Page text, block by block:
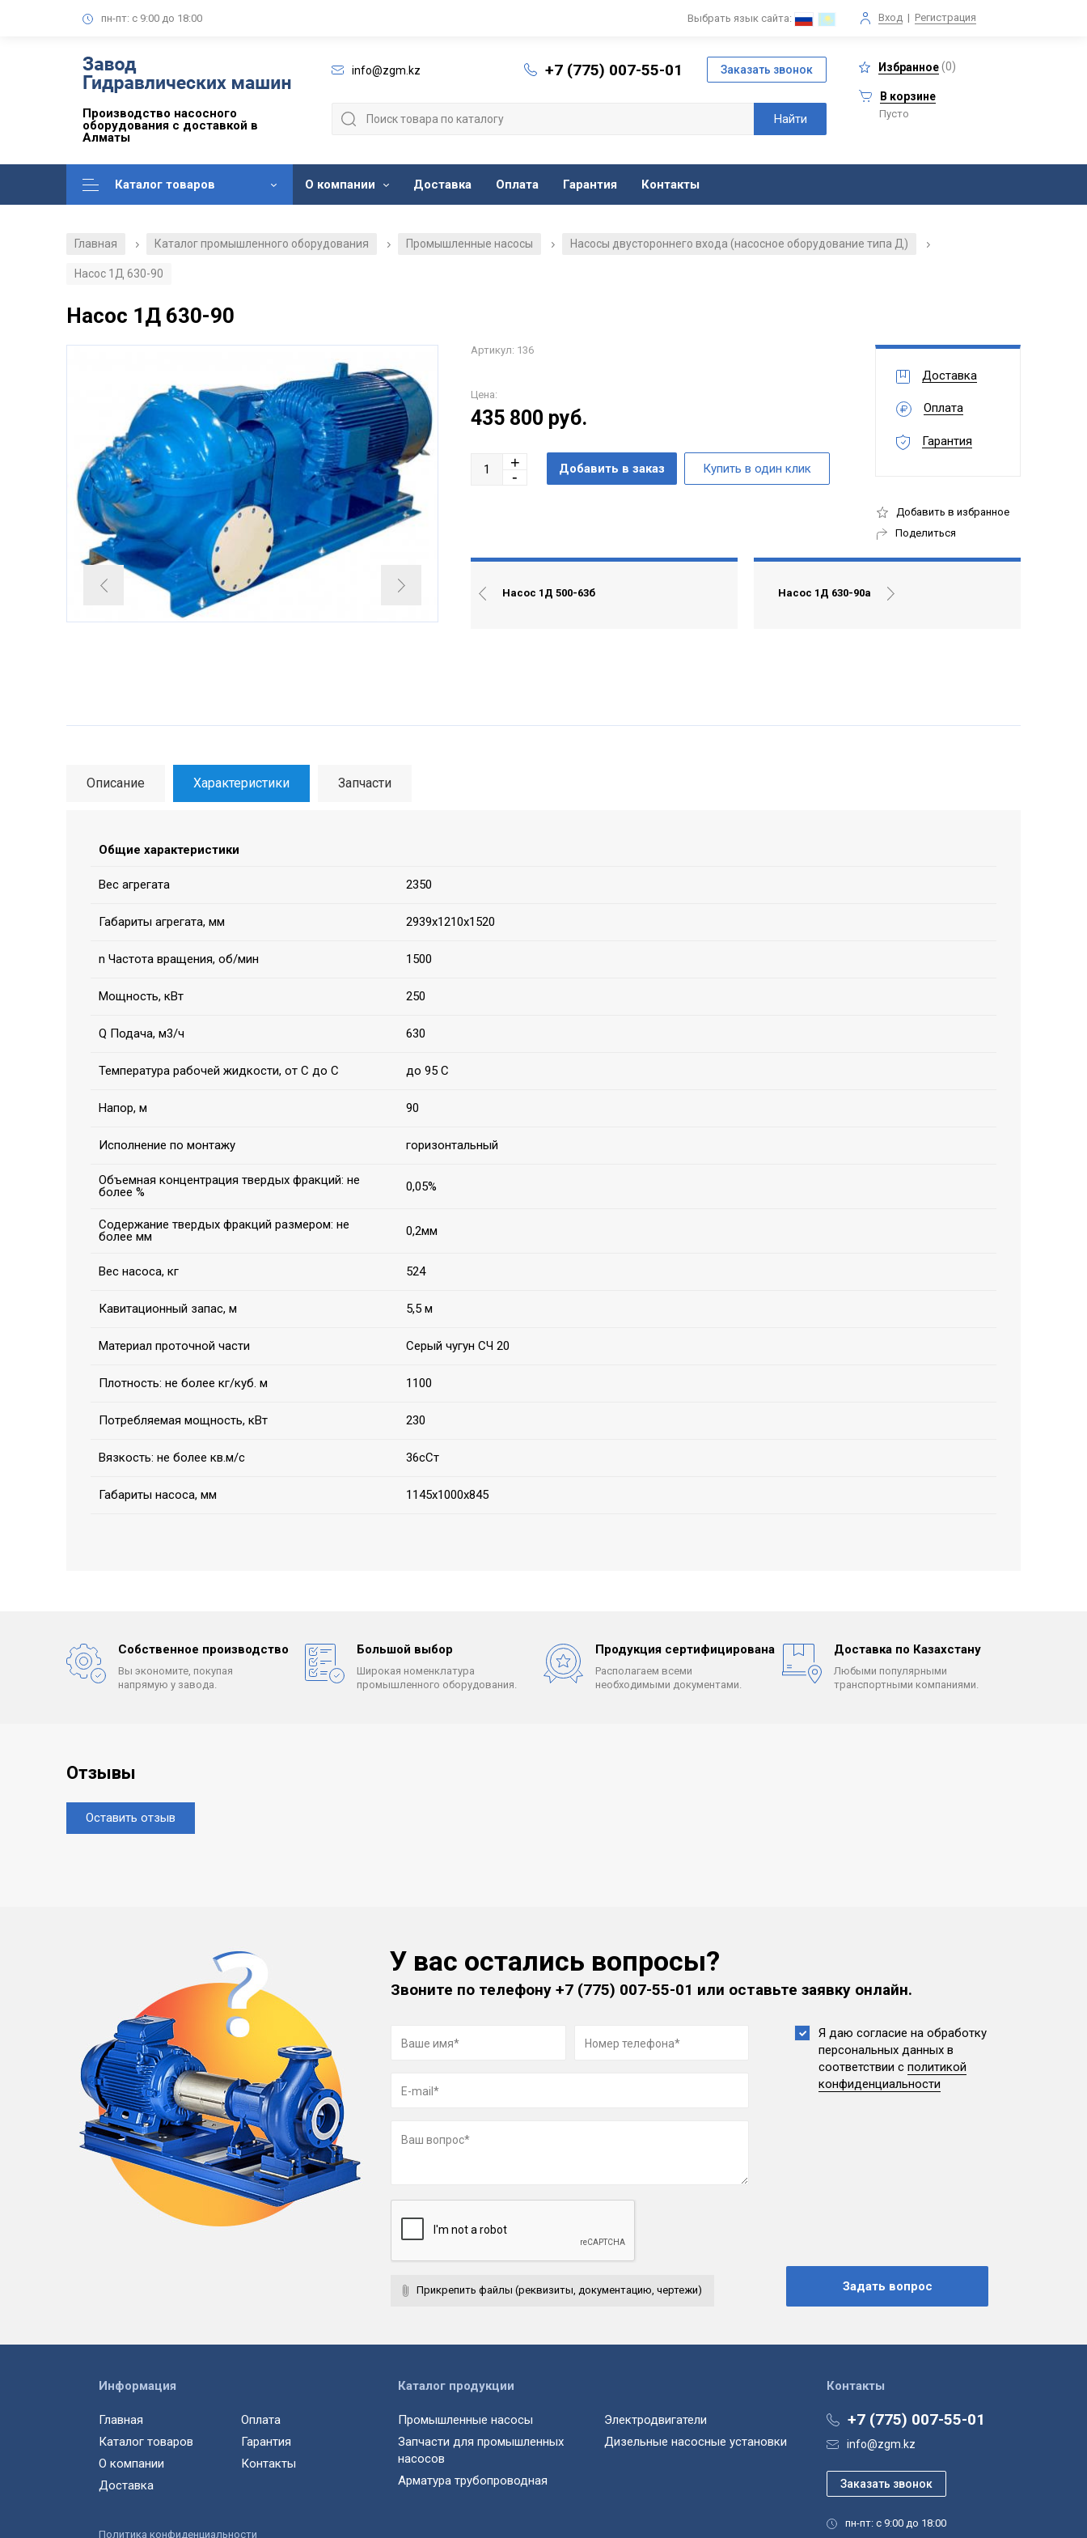
пн-пт: с 9:00 до 18:00 Вход | Регистрация
Выбрать язык сайта:
Производство насосного
оборудования с доставкой в
Алматы
info@zgm.kz +7 (775) 007-55-01 Избранное(0)
В корзине
Пусто
Каталог товаров О компании Доставка Оплата Гарантия Контакты
Главная / Каталог промышленного оборудования / Промышленные насосы / Насосы двустороннего входа (насосное оборудование типа Д)
/
Насос 1Д 630-90
Насос 1Д 630-90
Артикул: 136
Цена:
435 800 руб.
Доставка
Оплата
Гарантия
Добавить в избранное
Поделиться
Насос 1Д 500-63б Насос 1Д 630-90а
Описание Характеристики Запчасти
Общие характеристики
Вес агрегата 2350
Габариты агрегата, мм 2939х1210х1520
n Частота вращения, об/мин 1500
Мощность, кВт 250
Q Подача, м3/ч 630
Температура рабочей жидкости, от С до С до 95 С
Напор, м 90
Исполнение по монтажу горизонтальный
Объемная концентрация твердых фракций: не
более %
0,05%
Содержание твердых фракций размером: не
более мм
0,2мм
Вес насоса, кг 524
Кавитационный запас, м 5,5 м
Материал проточной части Серый чугун СЧ 20
Плотность: не более кг/куб. м 1100
Потребляемая мощность, кВт 230
Вязкость: не более кв.м/с 36сСт
Габариты насоса, мм 1145х1000х845
Собственное производство
Вы экономите, покупая
напрямую у завода.
Большой выбор
Широкая номенклатура
промышленного оборудования.
Продукция сертифицирована
Располагаем всеми
необходимыми документами.
Доставка по Казахстану
Любыми популярными
транспортными компаниями.
Отзывы
Оставить отзыв
У вас остались вопросы?
Звоните по телефону+7 (775) 007-55-01 или оставьте заявку онлайн.
Прикрепить файлы (реквизиты, документацию, чертежи)
Я даю согласие на обработку
персональных данных в
соответствии с политикой
конфиденциальности
Контакты
+7 (775) 007-55-01
info@zgm.kz
пн-пт: с 9:00 до 18:00
Информация
Главная
Каталог товаров
О компании
Доставка
Оплата
Гарантия
Контакты
Каталог продукции
Промышленные насосы
Запчасти для промышленных
насосов
Арматура трубопроводная
Электродвигатели
Дизельные насосные установки
Политика конфиденциальности